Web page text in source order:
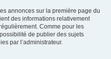
annonces sur la première page du
des informations relativement
Comme pour les
de publier des sujets
par l’administrateur.